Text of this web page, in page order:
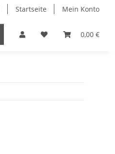
Startseite Mein Konto
0,00 €